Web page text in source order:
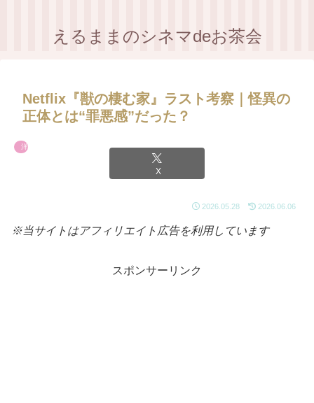
えるままのシネマdeお茶会
Netflix『獣の棲む家』ラスト考察｜怪異の
正体とは“罪悪感”だった？
洋画
X
2026.05.28 2026.06.06
※当サイトはアフィリエイト広告を利用しています
スポンサーリンク